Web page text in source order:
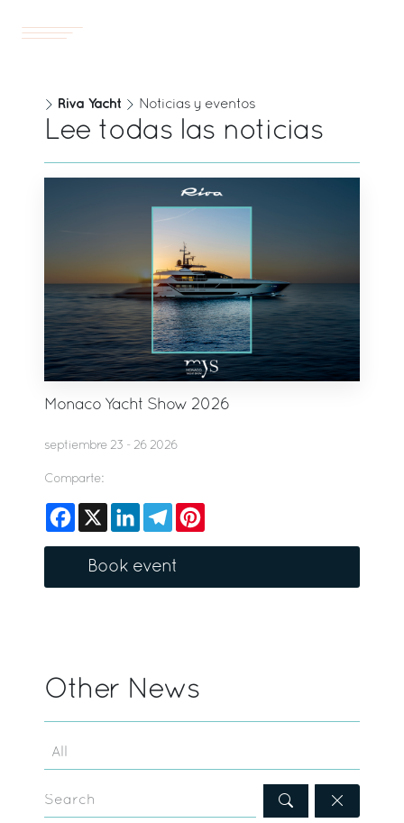
Riva Yacht Noticias y eventos
Lee todas las noticias
Monaco Yacht Show 2026
septiembre 23 - 26 2026
Comparte:
Facebook
X LinkedInTelegram
Book event
Other News
Search